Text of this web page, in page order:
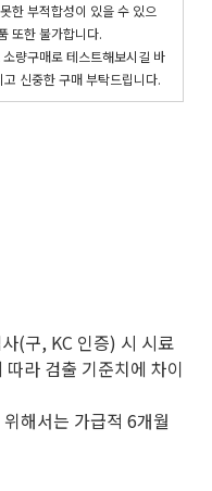
한 부적합성이 있을 수 있으
또한 불가합니다.
량구매로 테스트해보시길 바
신중한 구매 부탁드립니다.
(구, KC 인증) 시 시료
라 검출 기준치에 차이
해서는 가급적 6개월